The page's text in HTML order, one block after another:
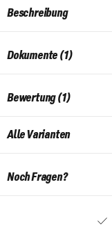
Beschreibung
Dokumente (1)
Bewertung (1)
Alle Varianten
Noch Fragen?